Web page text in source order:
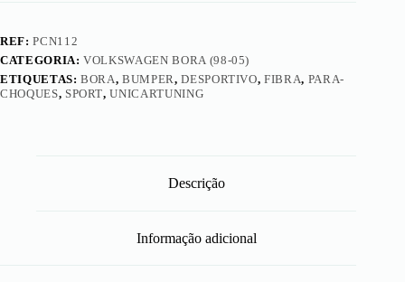
REF:PCN112
CATEGORIA:VOLKSWAGEN BORA (98-05)
ETIQUETAS:BORA,BUMPER,DESPORTIVO,FIBRA, PARA-
CHOQUES, SPORT,UNICARTUNING
Descrição
Informação adicional